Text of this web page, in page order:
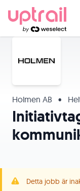
Holmen AB •
Detta jobb är